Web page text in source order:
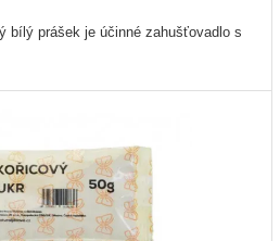
bílý prášek je účinné zahušťovadlo s